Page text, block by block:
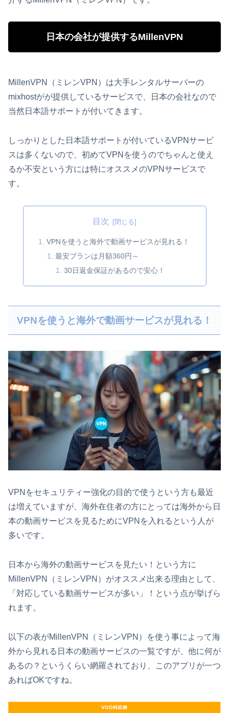
日本の会社が提供するMillenVPN
MillenVPN（ミレンVPN）は大手レンタルサーバーの
mixhostがが提供しているサービスで、日本の会社なので
当然日本語サポートが付いてきます。
しっかりとした日本語サポートが付いているVPNサービ
スは多くないので、初めてVPNを使うのでちゃんと使え
るか不安という方には特にオススメのVPNサービスで
す。
目次
VPNを使うと海外で動画サービスが見れる！
最安プランは月額360円～
30日返金保証があるので安心！
VPNを使うと海外で動画サービスが見れる！
VPNをセキュリティー強化の目的で使うという方も最近
は増えていますが、海外在住者の方にとっては海外から日
本の動画サービスを見るためにVPNを入れるという人が
多いです。
日本から海外の動画サービスを見たい！という方に
MillenVPN（ミレンVPN）がオススメ出来る理由として、
「対応している動画サービスが多い」！という点が挙げら
れます。
以下の表がMillenVPN（ミレンVPN）を使う事によって海
外から見れる日本の動画サービスの一覧ですが、他に何が
あるの？というくらい網羅されており、このアプリが一つ
あればOKですね。